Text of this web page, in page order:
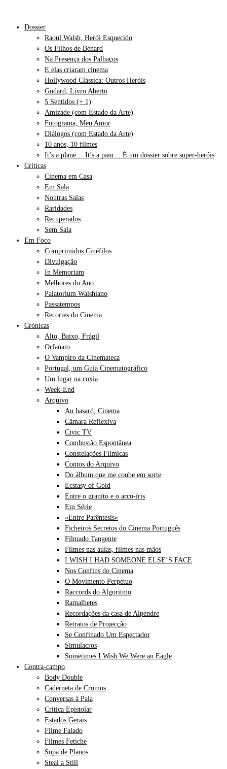
Dossier
Raoul Walsh, Herói Esquecido
Os Filhos de Bénard
Na Presença dos Palhaços
E elas criaram cinema
Hollywood Clássica: Outros Heróis
Godard, Livro Aberto
5 Sentidos (+ 1)
Amizade (com Estado da Arte)
Fotograma, Meu Amor
Diálogos (com Estado da Arte)
10 anos, 10 filmes
It’s a plane… It’s a pain… É um dossier sobre super-heróis
Críticas
Cinema em Casa
Em Sala
Noutras Salas
Raridades
Recuperados
Sem Sala
Em Foco
Comprimidos Cinéfilos
Divulgação
In Memoriam
Melhores do Ano
Palatorium Walshiano
Passatempos
Recortes do Cinema
Crónicas
Alto, Baixo, Frágil
Orfanato
O Vampiro da Cinemateca
Portugal, um Guia Cinematográfico
Um lugar na coxia
Week-End
Arquivo
Au hasard, Cinema
Câmara Reflexiva
Civic TV
Combustão Espontânea
Constelações Fílmicas
Contos do Arquivo
Do álbum que me coube em sorte
Ecstasy of Gold
Entre o granito e o arco-íris
Em Série
«Entre Parêntesis»
Ficheiros Secretos do Cinema Português
Filmado Tangente
Filmes nas aulas, filmes nas mãos
I WISH I HAD SOMEONE ELSE’S FACE
Nos Confins do Cinema
O Movimento Perpétuo
Raccords do Algoritmo
Ramalhetes
Recordações da casa de Alpendre
Retratos de Projecção
Se Confinado Um Espectador
Simulacros
Sometimes I Wish We Were an Eagle
Contra-campo
Body Double
Caderneta de Cromos
Conversas à Pala
Crítica Epistolar
Estados Gerais
Filme Falado
Filmes Fetiche
Sopa de Planos
Steal a Still